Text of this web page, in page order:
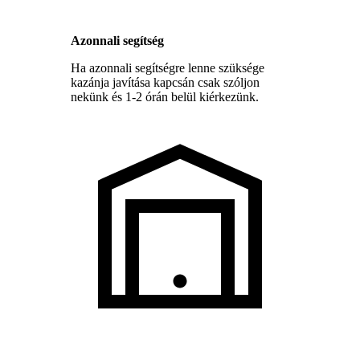
Azonnali segítség
Ha azonnali segítségre lenne szüksége
kazánja javítása kapcsán csak szóljon
nekünk és 1-2 órán belül kiérkezünk.